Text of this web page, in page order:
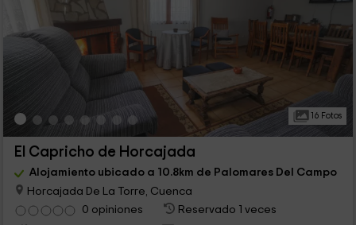
16 Fotos
El Capricho de Horcajada
Alojamiento ubicado a 10.8km de Palomares Del Campo
Horcajada De La Torre, Cuenca
0 opiniones
Reservado 1 veces